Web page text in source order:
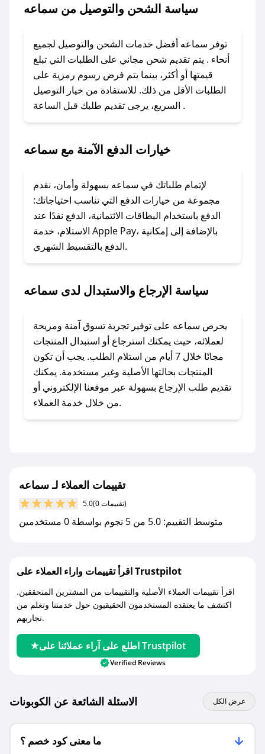
باستخدام تطبيق صحصح، يمكنك العثور بسهولة على
تواصل معنا عبر تويتر أو البريد الإلكتروني لإضافته
بسرعة.
### كيفية استخدام كود خصم سماعه؟
1. انسخ كود الخصم من تطبيق صحصح.
2. الصقه في خانة الدفع عند التسوق من سماعه.
### ماذا أفعل إذا لم يعمل كود الخصم؟
الرسائل الخاصة على تويتر أو البريد الإلكتروني،
وسنقوم بحل المشكلة في أسرع وقت ممكن.
### ماذا أفعل إذا لم أجد كود خصم لمتجري
المفضل؟
في حال عدم توفر كوبونات لمتجرك المفضل، يمكنك
أسرع وقت ممكن.
### كيف تحصل على كوبونات خصم حصرية من
سماعه؟
للحصول على كوبونات وخصومات حصرية، قم بما
يلي:
- اضغط على أيقونة متابعة لمتجر سماعه في تطبيق
صحصح.
مع صحصح، تسوق بذكاء ووفّر على كل مشترياتك مع
سياسة الشحن والتوصيل من سماعه
توفر سماعه أفضل خدمات الشحن والتوصيل لجميع
أنحاء . يتم تقديم شحن مجاني على الطلبات التي تبلغ
قيمتها أو أكثر، بينما يتم فرض رسوم رمزية على
الطلبات الأقل من ذلك. للاستفادة من خيار التوصيل
السريع، يرجى تقديم طلبك قبل الساعة .
خيارات الدفع الآمنة مع سماعه
لإتمام طلباتك في سماعه بسهولة وأمان، نقدم
مجموعة من خيارات الدفع التي تناسب احتياجاتك:
الدفع باستخدام البطاقات الائتمانية، الدفع نقدًا عند
الاستلام، خدمة Apple Pay، بالإضافة إلى إمكانية
الدفع بالتقسيط الشهري.
سياسة الإرجاع والاستبدال لدى سماعه
يحرص سماعه على توفير تجربة تسوق آمنة ومريحة
لعملائه، حيث يمكنك استرجاع أو استبدال المنتجات
مجانًا خلال 7 أيام من استلام الطلب. يجب أن تكون
المنتجات بحالتها الأصلية وغير مستخدمة. يمكنك
تقديم طلب الإرجاع بسهولة عبر موقعنا الإلكتروني أو
من خلال خدمة العملاء.
تقييمات العملاء لـ سماعه
5.0 (0 تقييمات)
متوسط التقييم: 5.0 من 5 نجوم بواسطة 0 مستخدمين
اقرأ تقييمات واراء العملاء على Trustpilot
اقرأ تقييمات العملاء الأصلية والتقييمات من المشترين المتحققين.
اكتشف ما يعتقده المستخدمون الحقيقيون حول خدمتنا وتعلم من
تجاربهم.
اطلع على آراء عملائنا على Trustpilot
Verified Reviews
الاسئلة الشائعة عن الكوبونات عرض الكل
ما معنى كود خصم ؟